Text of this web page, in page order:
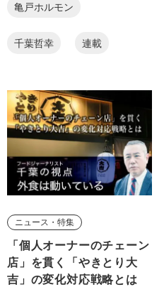
亀戸ホルモン
千葉哲幸 連載
ニュース・特集
「個人オーナーのチェーン
店」を貫く「やきとり大
吉」の変化対応戦略とは